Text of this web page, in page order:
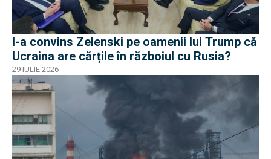
I-a convins Zelenski pe oamenii lui Trump că
Ucraina are cărțile în războiul cu Rusia?
29 IULIE 2026